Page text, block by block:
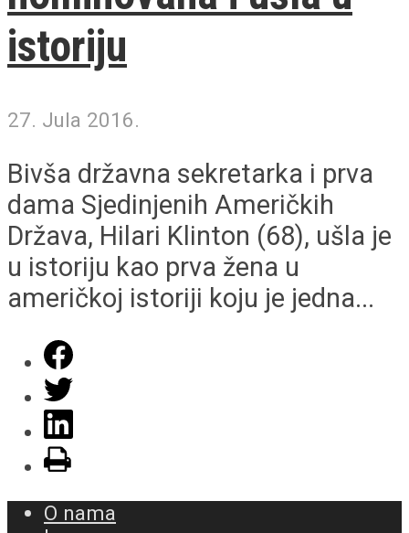
istoriju
27. Jula 2016.
Bivša državna sekretarka i prva
dama Sjedinjenih Američkih
Država, Hilari Klinton (68), ušla je
u istoriju kao prva žena u
američkoj istoriji koju je jedna...
O nama